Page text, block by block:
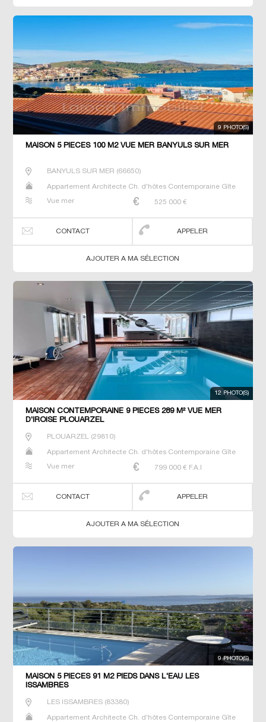
9 PHOTO(S)
MAISON 5 PIECES 100 M2 VUE MER BANYULS SUR MER
BANYULS SUR MER (66650)
Appartement Architecte Ch. d'hôtes Contemporaine Gîte
Terrain Villa
Vue mer 525 000 €
CONTACT APPELER
AJOUTER A MA SÉLECTION
12 PHOTO(S)
MAISON CONTEMPORAINE 9 PIECES 289 M² VUE MER
D'IROISE PLOUARZEL
PLOUARZEL(29810)
Appartement Architecte Ch. d'hôtes Contemporaine Gîte
Terrain Villa
Vue mer 799 000 € F.A.I
CONTACT APPELER
AJOUTER A MA SÉLECTION
9 PHOTO(S)
MAISON 5 PIECES 91 M2 PIEDS DANS L'EAU LES
ISSAMBRES
LES ISSAMBRES(83380)
Appartement Architecte Ch. d'hôtes Contemporaine Gîte